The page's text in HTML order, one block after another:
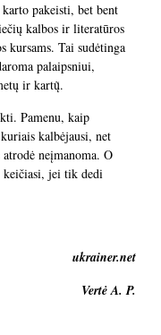
pakeisti, bet bent
kalbos ir literatūros
kursams. Tai sudėtinga
palaipsniui,
ir kartų̃.
Pamenu, kaip
kalbėjausi, net
neįmanoma. O
keičiasi, jei tik dedi
ukrainer.net
Vertė A. P.